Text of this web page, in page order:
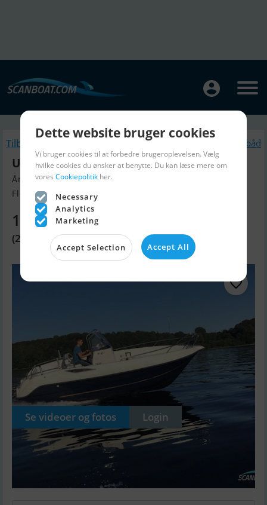
Tilbage Lignende Motorbåd
Uttern 6402
Årgang 2006, Motorbåd til salg
Flensburg, Tyskland
164.230 DKK
(22.000 EUR)
Se videoer og fotos Login
Dette website bruger cookies
Vi bruger cookies til at forbedre brugeroplevelsen. Vælg
hvilke cookies du ønsker at benytte. Du kan læse mere om
vores Cookiepolitik her.
Necessary
Analytics
Marketing
Accept Selection Accept All